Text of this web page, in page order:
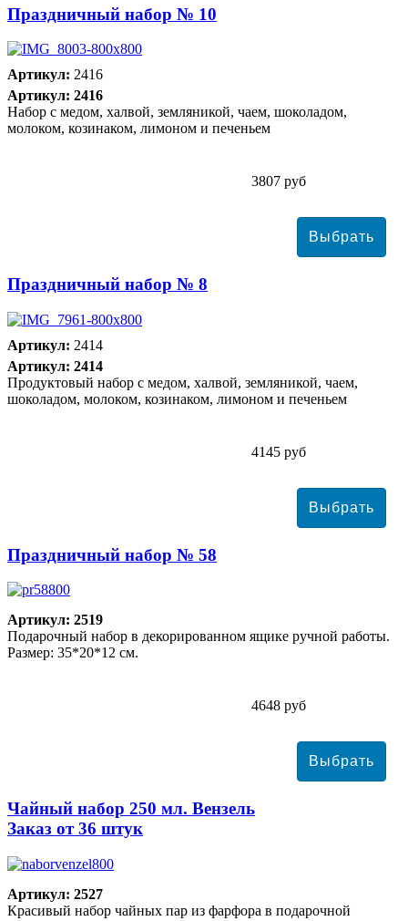
Праздничный набор № 10
Артикул: 2416
Артикул: 2416
Набор с медом, халвой, земляникой, чаем, шоколадом,
молоком, козинаком, лимоном и печеньем
3807 руб
Праздничный набор № 8
Артикул: 2414
Артикул: 2414
Продуктовый набор с медом, халвой, земляникой, чаем,
шоколадом, молоком, козинаком, лимоном и печеньем
4145 руб
Праздничный набор № 58
Артикул: 2519
Подарочный набор в декорированном ящике ручной работы.
Размер: 35*20*12 см.
4648 руб
Чайный набор 250 мл. Вензель
Заказ от 36 штук
Артикул: 2527
Красивый набор чайных пар из фарфора в подарочной